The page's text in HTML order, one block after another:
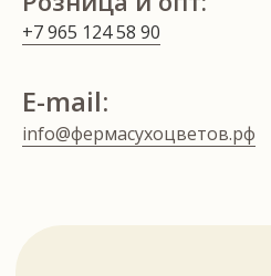
+7 965 124 58 90
E-mail:
info@фермасухоцветов.рф